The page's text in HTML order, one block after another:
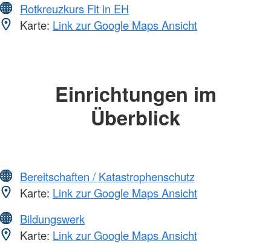
Rotkreuzkurs Fit in EH
Karte: Link zur Google Maps Ansicht
Einrichtungen im
Überblick
Bereitschaften / Katastrophenschutz
Karte: Link zur Google Maps Ansicht
Bildungswerk
Karte: Link zur Google Maps Ansicht